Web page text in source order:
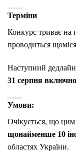
Терміни
Конкурс триває на
проводиться
Наступний дедлайн
31 серпня
Умови:
Очікується, що цим
щонайменше 10
областях України.